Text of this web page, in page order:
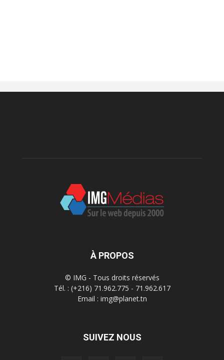
À PROPOS
© IMG - Tous droits réservés
Tél. : (+216) 71.962.775 - 71.962.617
Email : img@planet.tn
SUIVEZ NOUS